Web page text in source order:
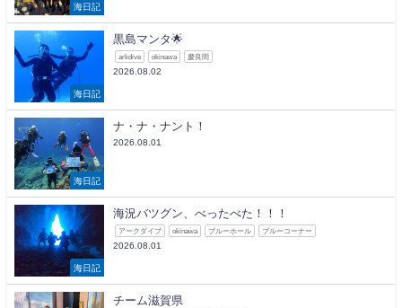
海日記
海日記
黒島マンタ🌟
arkdive okinawa 慶良間
2026.08.02
海日記
ナ・ナ・ナント！
2026.08.01
海日記
海況バツグン、べったべた！！！
アークダイブ okinawa ブルーホール ブルーコーナー
2026.08.01
チーム滋賀県